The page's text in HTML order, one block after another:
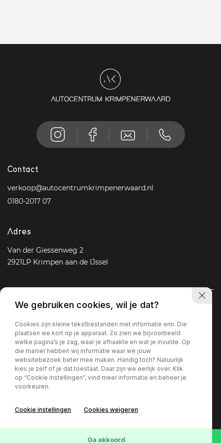
Contact
verkoop@autocentrumkrimpenerwaard.nl
0180-2017 07
Adres
Van der Giessenweg 2
2921LP Krimpen aan de IJssel
AanbodDiensten Over onsVacatureContact
Openingstijden
Ma - Vr
09 : 00 - 18 : 00
Privacy policy
We gebruiken cookies, wil je dat?
Cookies zijn kleine tekstbestanden met informatie erin. Die
plaatsen we kort op je apparaat. Zo zien we bijvoorbeeld
welke pagina’s je zag, waar je afhaakte en wat je invulde. Op
die manier hebben wij informatie waar we jouw
websitebezoek beter mee maken. Handig toch? Natuurlijk
kies je zelf of je dat toestaat. Daar zijn we eerlijk over. Klik
op “Cookie instellingen”, vind meer informatie en beheer je
voorkeuren.
Cookie instellingen Cookies weigeren
Ga akkoord